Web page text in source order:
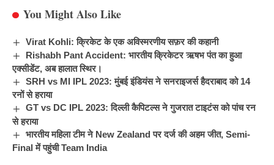
You Might Also Like
Virat Kohli: क्रिकेट के एक अविस्मरणीय सफ़र की कहानी
Rishabh Pant Accident: भारतीय क्रिकेटर ऋषभ पंत का हुआ
एक्सीडेंट, अब हालात स्थिर।
SRH vs MI IPL 2023: मुंबई इंडियंस ने सनराइजर्स हैदराबाद को 14
रनों से हराया
GT vs DC IPL 2023: दिल्ली कैपिटल्स ने गुजरात टाइटंस को पांच रन
से हराया
भारतीय महिला टीम ने New Zealand पर दर्ज की अहम जीत, Semi-
Final में पहुंची Team India